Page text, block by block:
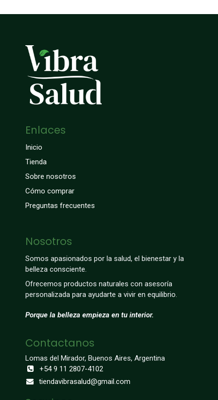
Enlaces
Inicio
Tienda
Sobre nosotros
Cómo comprar
Preguntas frecuentes
Nosotros
Somos apasionados por la salud, el bienestar y la
belleza consciente.
Ofrecemos productos naturales con asesoría
personalizada para ayudarte a vivir en equilibrio.
Porque la belleza empieza en tu interior.
Contactanos
Lomas del Mirador, Buenos Aires, Argentina
+54 9 11 2807-4102
tiendavibrasalud@gmail.com